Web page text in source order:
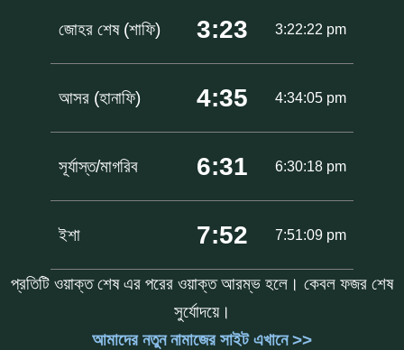
জোহর শেষ (শাফি) 3:23 3:22:22 pm
আসর (হানাফি) 4:35 4:34:05 pm
সূর্যাস্ত/মাগরিব 6:31 6:30:18 pm
ইশা 7:52 7:51:09 pm
প্রতিটি ওয়াক্ত শেষ এর পরের ওয়াক্ত আরম্ভ হলে। কেবল ফজর শেষ
সুর্যোদয়ে।
আমাদের নতুন নামাজের সাইট এখানে >>